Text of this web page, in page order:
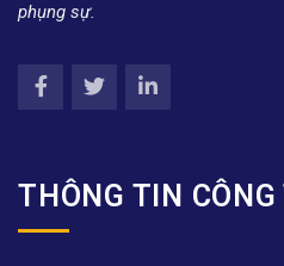
phụng sự.
THÔNG TIN CÔNG